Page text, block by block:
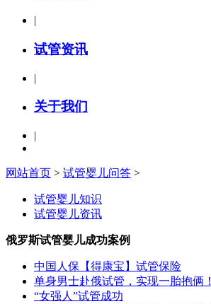
|
试管资讯
|
关于我们
|
网站首页 > 试管婴儿问答 >
试管婴儿知识
试管婴儿资讯
俄罗斯试管婴儿成功案例
中国人保【得康宝】试管保险
单身男士赴俄试管，实现一胎抱俩！
“女强人”试管成功